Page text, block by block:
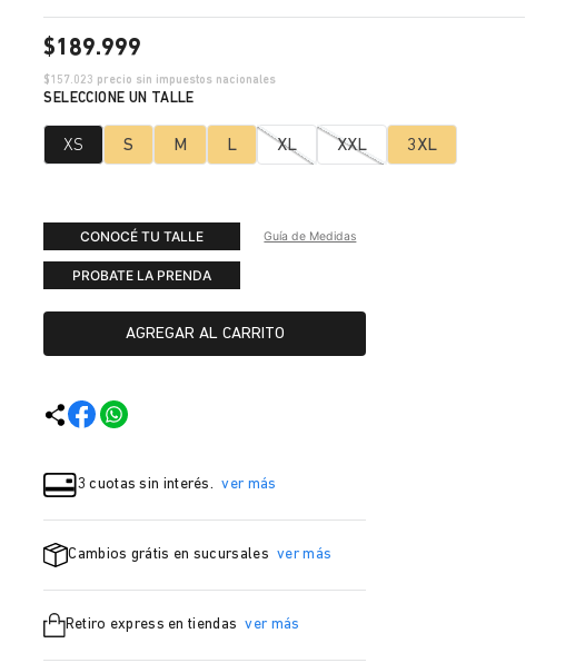
$189.999
$157.023 precio sin impuestos nacionales
XS S M L XL XXL 3XL
CONOCÉ TU TALLE Guía de Medidas
PROBATE LA PRENDA
AGREGAR AL CARRITO
3 cuotas sin interés. ver más
Cambios grátis en sucursales ver más
Retiro express en tiendas ver más